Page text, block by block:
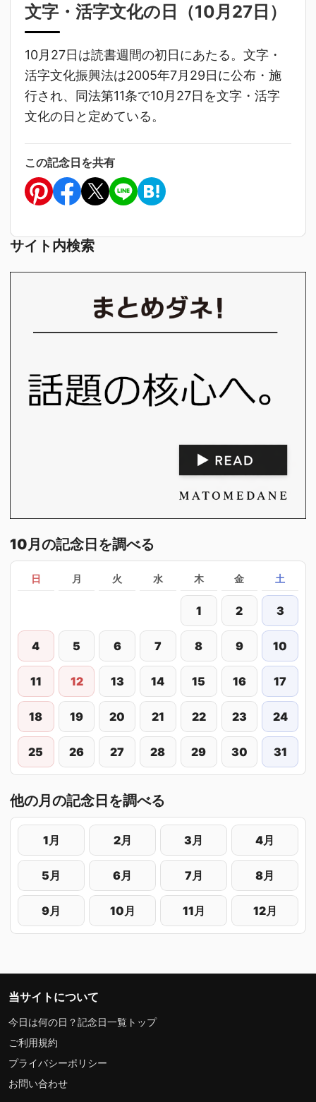
文字・活字文化の日（10月27日 ）
10月27日は読書週間の初日にあたる。文字・
活字文化振興法は2005年7月29日に公布・施
行され、同法第11条で10月27日を文字・活字
文化の日と定めている。
この記念日を共有
サイト内検索
10月の記念日を調べる
日 月 火 水 木 金 土
1 2 3
4 5 6 7 8 9 10
11 12 13 14 15 16 17
18 19 20 21 22 23 24
25 26 27 28 29 30 31
他の月の記念日を調べる
1月 2月 3月 4月
5月 6月 7月 8月
9月 10月 11月 12月
当サイトについて
今日は何の日？記念日一覧トップ
ご利用規約
プライバシーポリシー
お問い合わせ